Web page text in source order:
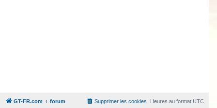
GT-FR.com forum Heures au formatUTC
Supprimer les cookies